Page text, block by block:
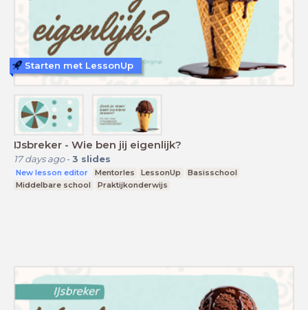
IJsbreker - Wie ben jij eigenlijk?
17 days ago- 3 slides
New lesson editor Mentorles LessonUp
Basisschool
Middelbare school
Praktijkonderwijs
Starten met LessonUp